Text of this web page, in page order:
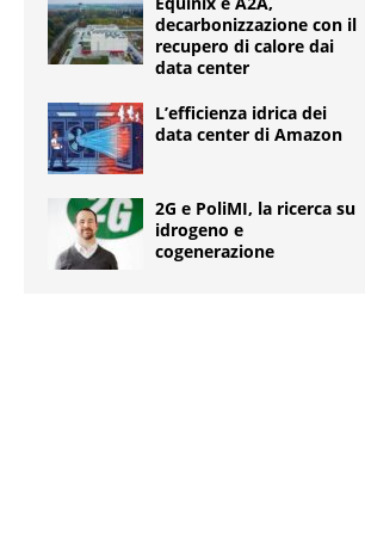
decarbonizzazione con il
recupero di calore dai
data center
L’efficienza idrica dei
data center di Amazon
2G e PoliMI, la ricerca su
idrogeno e
cogenerazione